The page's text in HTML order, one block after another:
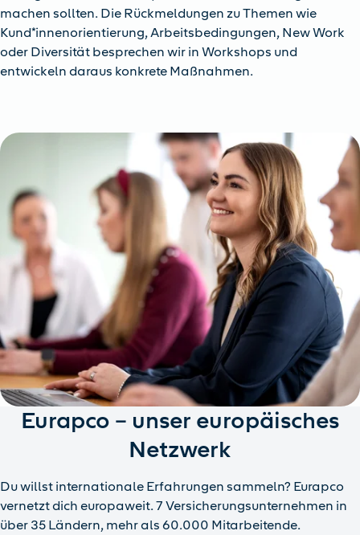
machen sollten. Die Rückmeldungen zu Themen wie
Kund*innenorientierung, Arbeitsbedingungen, New Work
oder Diversität besprechen wir in Workshops und
entwickeln daraus konkrete Maßnahmen.
Eurapco – unser europäisches
Netzwerk
Du willst internationale Erfahrungen sammeln? Eurapco
vernetzt dich europaweit. 7 Versicherungsunternehmen in
über 35 Ländern, mehr als 60.000 Mitarbeitende.